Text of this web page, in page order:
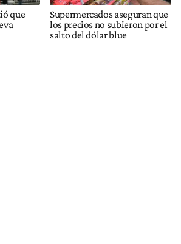
que
Supermercados aseguran que
los precios no subieron por el
salto del dólar blue